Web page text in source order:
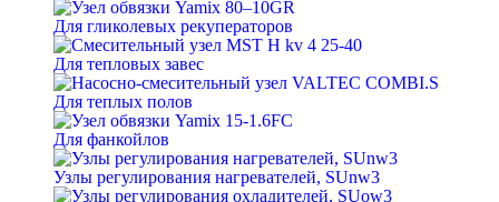
Для гликолевых рекуператоров
Для тепловых завес
Для теплых полов
Для фанкойлов
Узлы регулирования нагревателей, SUnw3